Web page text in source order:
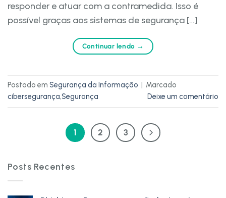
responder e atuar com a contramedida. Isso é
possível graças aos sistemas de segurança […]
Continuar lendo →
Postado em Segurança da Informação | Marcado
cibersegurança,Segurança Deixe um comentário
1 2 3
Posts Recentes